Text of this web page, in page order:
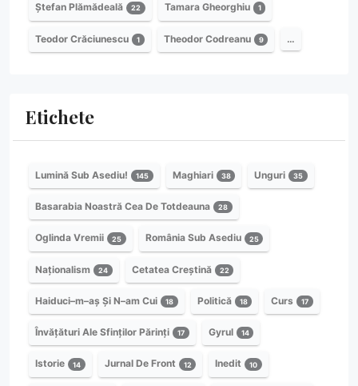
Ștefan Plămădeală 22 Tamara Gheorghiu 1
Teodor Crăciunescu 1 Theodor Codreanu 9 …
Etichete
Lumină Sub Asediu! 145 Maghiari 38 Unguri 35
Basarabia Noastră Cea De Totdeauna 28
Oglinda Vremii 25 România Sub Asediu 25
Naționalism 24 Cetatea Creștină 22
Haiduci–m–aș Și N–am Cui 18 Politică 18 Curs 17
Învățături Ale Sfinților Părinți 17 Gyrul 14
Istorie 14 Jurnal De Front 12 Inedit 10